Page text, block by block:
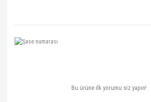
Bu ürüne ilk yorumu siz yapın!